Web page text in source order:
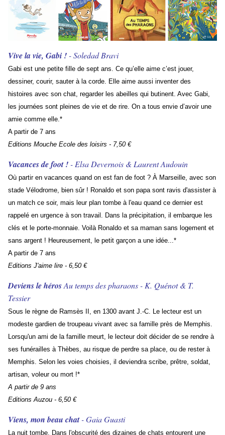
Vive la vie, Gabi ! - Soledad Bravi
Gabi est une petite fille de sept ans. Ce qu’elle aime c’est jouer,
dessiner, courir, sauter à la corde. Elle aime aussi inventer des
histoires avec son chat, regarder les abeilles qui butinent. Avec Gabi,
les journées sont pleines de vie et de rire. On a tous envie d’avoir une
amie comme elle.*
A partir de 7 ans
Editions Mouche Ecole des loisirs - 7,50 €
Vacances de foot ! - Elsa Devernois & Laurent Audouin
Où partir en vacances quand on est fan de foot ? À Marseille, avec son
stade Vélodrome, bien sûr ! Ronaldo et son papa sont ravis d'assister à
un match ce soir, mais leur plan tombe à l'eau quand ce dernier est
rappelé en urgence à son travail. Dans la précipitation, il embarque les
clés et le porte-monnaie. Voilà Ronaldo et sa maman sans logement et
sans argent ! Heureusement, le petit garçon a une idée...*
A partir de 7 ans
Editions J'aime lire - 6,50 €
Deviens le hérosAu temps des pharaons - K. Quénot & T.
Tessier
Sous le règne de Ramsès II, en 1300 avant J.-C. Le lecteur est un
modeste gardien de troupeau vivant avec sa famille près de Memphis.
Lorsqu'un ami de la famille meurt, le lecteur doit décider de se rendre à
ses funérailles à Thèbes, au risque de perdre sa place, ou de rester à
Memphis. Selon les voies choisies, il deviendra scribe, prêtre, soldat,
artisan, voleur ou mort !*
A partir de 9 ans
Editions Auzou - 6,50 €
Viens, mon beau chat- Gaia Guasti
La nuit tombe. Dans l'obscurité des dizaines de chats entourent une